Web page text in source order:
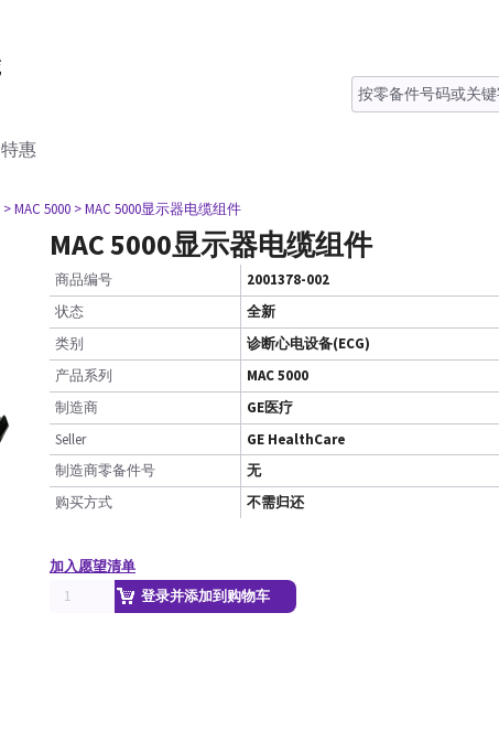
特惠
> MAC 5000 > MAC 5000显示器电缆组件
MAC 5000显示器电缆组件
商品编号
2001378-002
状态
全新
类别
诊断心电设备(ECG)
产品系列
MAC 5000
制造商
GE医疗
Seller
GE HealthCare
制造商零备件号
无
购买方式
不需归还
加入愿望清单
登录并添加到购物车